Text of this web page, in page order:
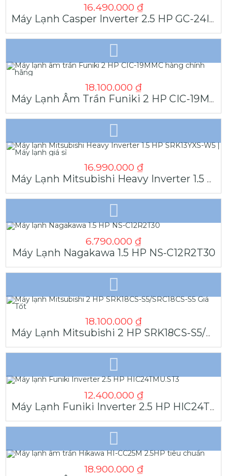
16.490.000 ₫
Máy Lạnh Casper Inverter 2.5 HP GC-24IS35 | Máy Lạnh Giá Sỉ
18.100.000 ₫
Máy Lạnh Âm Trần Funiki 2 HP CIC-19MMC Hàng Chính Hãng
16.990.000 ₫
Máy Lạnh Mitsubishi Heavy Inverter 1.5 HP SRK13YXS-W5 | Máy Lạnh Giá Sỉ
6.790.000 ₫
Máy Lạnh Nagakawa 1.5 HP NS-C12R2T30
18.100.000 ₫
Máy Lạnh Mitsubishi 2 HP SRK18CS-S5/SRC18CS-S5 Giá Tốt
12.400.000 ₫
Máy Lạnh Funiki Inverter 2.5 HP HIC24TMU.ST3
18.900.000 ₫